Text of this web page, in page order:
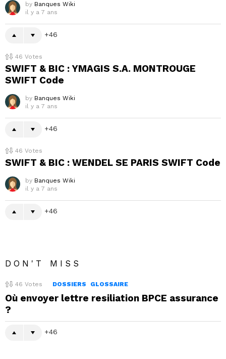
by Banques Wiki
il y a 7 ans
46
46 Votes
SWIFT & BIC : YMAGIS S.A. MONTROUGE
SWIFT Code
by Banques Wiki
il y a 7 ans
46
46 Votes
SWIFT & BIC : WENDEL SE PARIS SWIFT Code
by Banques Wiki
il y a 7 ans
46
DON'T MISS
46 Votes DOSSIERS GLOSSAIRE
Où envoyer lettre resiliation BPCE assurance
?
46